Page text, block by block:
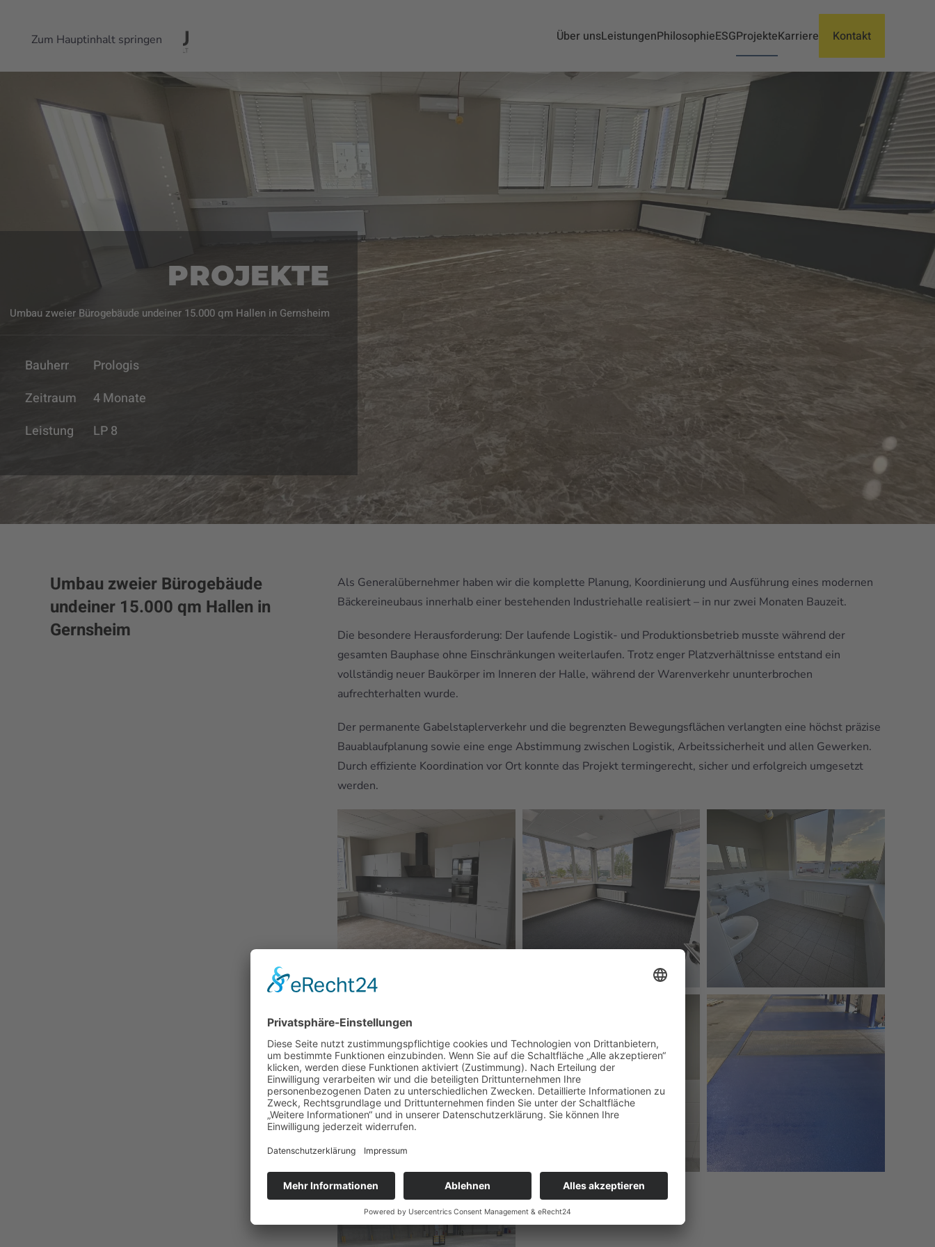
Zum Hauptinhalt springen Über unsLeistungenPhilosophieESGProjekteKarriere Kontakt
PROJEKTE
Umbau zweier Bürogebäude undeiner 15.000 qm Hallen in Gernsheim
Bauherr
Prologis
Zeitraum
4 Monate
Leistung
LP 8
Umbau zweier Bürogebäude
undeiner 15.000 qm Hallen in
Gernsheim
Als Generalübernehmer haben wir die komplette Planung, Koordinierung und Ausführung eines modernen
Bäckereineubaus innerhalb einer bestehenden Industriehalle realisiert – in nur zwei Monaten Bauzeit.
Die besondere Herausforderung: Der laufende Logistik- und Produktionsbetrieb musste während der
gesamten Bauphase ohne Einschränkungen weiterlaufen. Trotz enger Platzverhältnisse entstand ein
vollständig neuer Baukörper im Inneren der Halle, während der Warenverkehr ununterbrochen
aufrechterhalten wurde.
Der permanente Gabelstaplerverkehr und die begrenzten Bewegungsflächen verlangten eine höchst präzise
Bauablaufplanung sowie eine enge Abstimmung zwischen Logistik, Arbeitssicherheit und allen Gewerken.
Durch effiziente Koordination vor Ort konnte das Projekt termingerecht, sicher und erfolgreich umgesetzt
werden.